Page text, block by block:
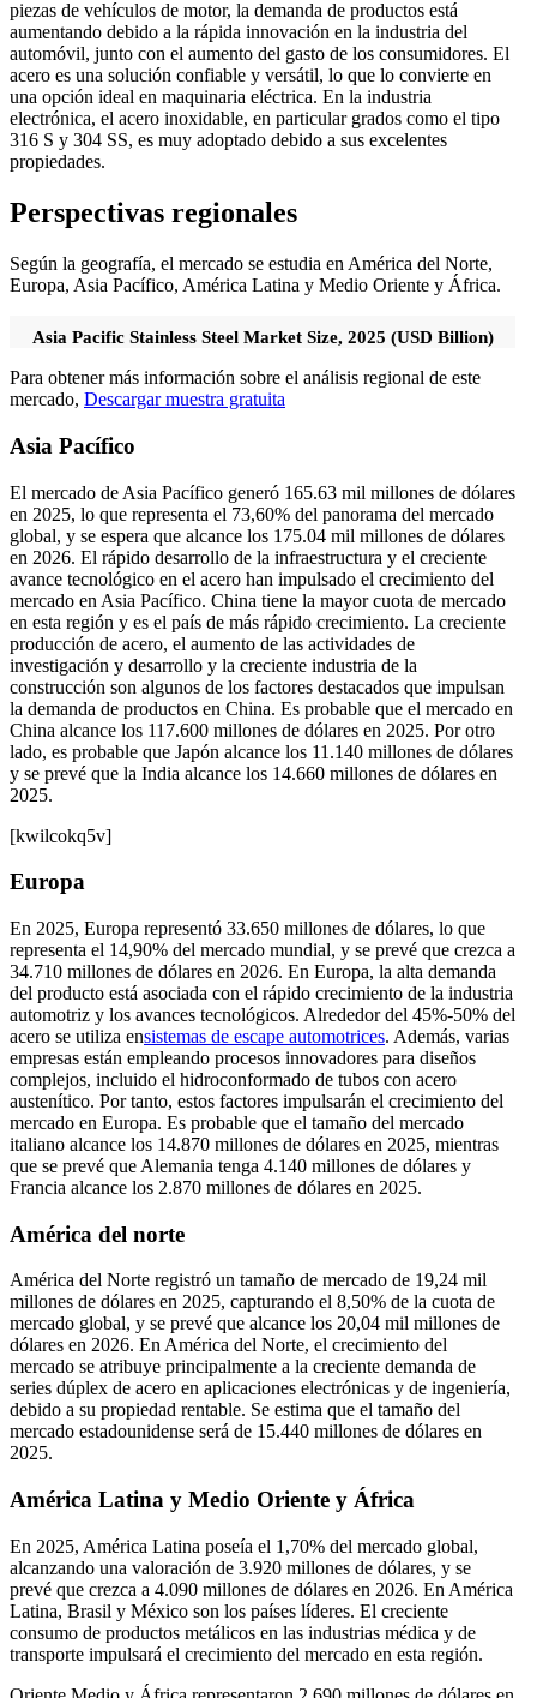
piezas de vehículos de motor, la demanda de productos está
aumentando debido a la rápida innovación en la industria del
automóvil, junto con el aumento del gasto de los consumidores. El
acero es una solución confiable y versátil, lo que lo convierte en
una opción ideal en maquinaria eléctrica. En la industria
electrónica, el acero inoxidable, en particular grados como el tipo
316 S y 304 SS, es muy adoptado debido a sus excelentes
propiedades.
Perspectivas regionales
Según la geografía, el mercado se estudia en América del Norte,
Europa, Asia Pacífico, América Latina y Medio Oriente y África.
Asia Pacific Stainless Steel Market Size, 2025 (USD Billion)
Para obtener más información sobre el análisis regional de este
mercado, Descargar muestra gratuita
Asia Pacífico
El mercado de Asia Pacífico generó 165.63 mil millones de dólares
en 2025, lo que representa el 73,60% del panorama del mercado
global, y se espera que alcance los 175.04 mil millones de dólares
en 2026. El rápido desarrollo de la infraestructura y el creciente
avance tecnológico en el acero han impulsado el crecimiento del
mercado en Asia Pacífico. China tiene la mayor cuota de mercado
en esta región y es el país de más rápido crecimiento. La creciente
producción de acero, el aumento de las actividades de
investigación y desarrollo y la creciente industria de la
construcción son algunos de los factores destacados que impulsan
la demanda de productos en China. Es probable que el mercado en
China alcance los 117.600 millones de dólares en 2025. Por otro
lado, es probable que Japón alcance los 11.140 millones de dólares
y se prevé que la India alcance los 14.660 millones de dólares en
2025.
[kwilcokq5v]
Europa
En 2025, Europa representó 33.650 millones de dólares, lo que
representa el 14,90% del mercado mundial, y se prevé que crezca a
34.710 millones de dólares en 2026. En Europa, la alta demanda
del producto está asociada con el rápido crecimiento de la industria
automotriz y los avances tecnológicos. Alrededor del 45%-50% del
acero se utiliza ensistemas de escape automotrices. Además, varias
empresas están empleando procesos innovadores para diseños
complejos, incluido el hidroconformado de tubos con acero
austenítico. Por tanto, estos factores impulsarán el crecimiento del
mercado en Europa. Es probable que el tamaño del mercado
italiano alcance los 14.870 millones de dólares en 2025, mientras
que se prevé que Alemania tenga 4.140 millones de dólares y
Francia alcance los 2.870 millones de dólares en 2025.
América del norte
América del Norte registró un tamaño de mercado de 19,24 mil
millones de dólares en 2025, capturando el 8,50% de la cuota de
mercado global, y se prevé que alcance los 20,04 mil millones de
dólares en 2026. En América del Norte, el crecimiento del
mercado se atribuye principalmente a la creciente demanda de
series dúplex de acero en aplicaciones electrónicas y de ingeniería,
debido a su propiedad rentable. Se estima que el tamaño del
mercado estadounidense será de 15.440 millones de dólares en
2025.
América Latina y Medio Oriente y África
En 2025, América Latina poseía el 1,70% del mercado global,
alcanzando una valoración de 3.920 millones de dólares, y se
prevé que crezca a 4.090 millones de dólares en 2026. En América
Latina, Brasil y México son los países líderes. El creciente
consumo de productos metálicos en las industrias médica y de
transporte impulsará el crecimiento del mercado en esta región.